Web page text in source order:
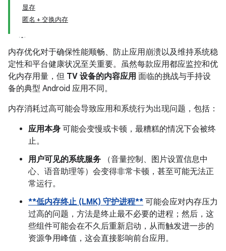
显存
匿名 + 交换内存
内存优化对于确保性能顺畅、防止应用崩溃以及维持系统稳
定性和平台健康状况至关重要。虽然每款应用都应监控和优
化内存用量，但 TV 设备的内容应用 面临的挑战与手持设
备的典型 Android 应用不同。
内存消耗过高可能会导致应用和系统行为出现问题，包括：
应用本身 可能会变慢或卡顿，最糟糕的情况下会被终
止。
用户可见的系统服务 （音量控制、图片设置信息中
心、语音助理等）会变得非常卡顿，甚至可能无法正
常运行。
**低内存终止 (LMK) 守护进程** 可能会应对内存压力
过高的问题，方法是终止最不必要的进程；然后，这
些组件可能会在不久后重新启动，从而触发进一步的
资源争用峰值，这会直接影响前台应用。